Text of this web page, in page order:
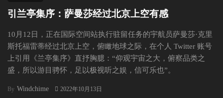
引兰亭集序：萨曼莎经过北京上空有感
10月12日，正在国际空间站执行驻留任务的宇航员萨曼莎·克里
斯托福雷蒂经过北京上空，俯瞰地球之际，在个人 Twitter 账号
上引用《兰亭集序》直抒胸臆：“仰观宇宙之大，俯察品类之
盛，所以游目骋怀，足以极视听之娱，信可乐也”。
By Windchime 2022年10月13日